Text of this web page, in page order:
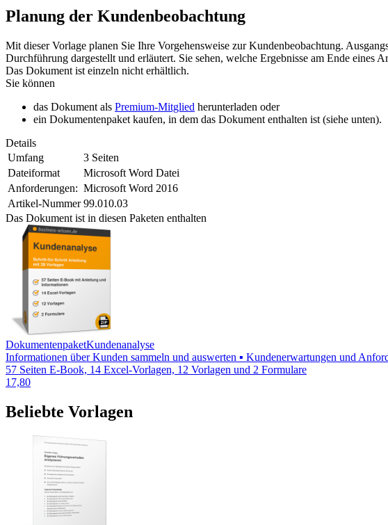
Planung der Kundenbeobachtung
Mit dieser Vorlage planen Sie Ihre Vorgehensweise zur Kundenbeobachtung.
Durchführung dargestellt und erläutert. Sie sehen, welche Ergebnisse am Ende eines
Das Dokument ist einzeln nicht erhältlich.
Sie können
das Dokument als Premium-Mitglied herunterladen oder
ein Dokumentenpaket kaufen, in dem das Dokument enthalten ist (siehe unten).
Details
Umfang
3 Seiten
Dateiformat
Microsoft Word Datei
Anforderungen: Microsoft Word 2016
Artikel-Nummer 99.010.03
Das Dokument ist in diesen Paketen enthalten
DokumentenpaketKundenanalyse
Informationen über Kunden sammeln und auswerten ▪ Kundenerwartungen und
57 Seiten E-Book, 14 Excel-Vorlagen, 12 Vorlagen und 2 Formulare
17,80
Beliebte Vorlagen